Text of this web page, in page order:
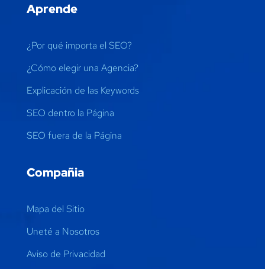
Aprende
¿Por qué importa el SEO?
¿Cómo elegir una Agencia?
Explicación de las Keywords
SEO dentro la Página
SEO fuera de la Página
Compañia
Mapa del Sitio
Uneté a Nosotros
Aviso de Privacidad